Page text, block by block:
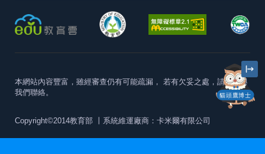
貓頭鷹博士
本網站內容豐富，雖經審查仍有可能疏漏， 若有欠妥之處，請隨時與
我們聯絡。
Copyright©2014教育部 丨系統維運廠商：卡米爾有限公司